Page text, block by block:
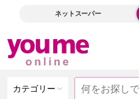
ネットスーパー
カテゴリー